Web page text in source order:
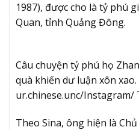
1987), được cho là tỷ phú
Quan, tỉnh Quảng Đông.
Câu chuyện tỷ phú họ
quà khiến dư luận xôn xao.
ur.chinese.unc/Instagram/
Theo Sina, ông hiện là